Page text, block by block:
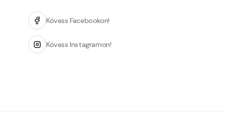
Kövess Facebookon!
Kövess Instagramon!